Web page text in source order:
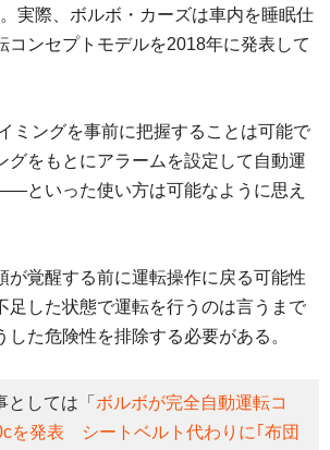
実際、ボルボ・カーズは車内を睡眠仕
コンセプトモデルを2018年に発表して
ミングを事前に把握することは可能で
グをもとにアラームを設定して自動運
といった使い方は可能なように思え
が覚醒する前に運転操作に戻る可能性
足した状態で運転を行うのは言うまで
した危険性を排除する必要がある。
としては「 ボルボが完全自動運転コ
を発表 シートベルト代わりに｢布団